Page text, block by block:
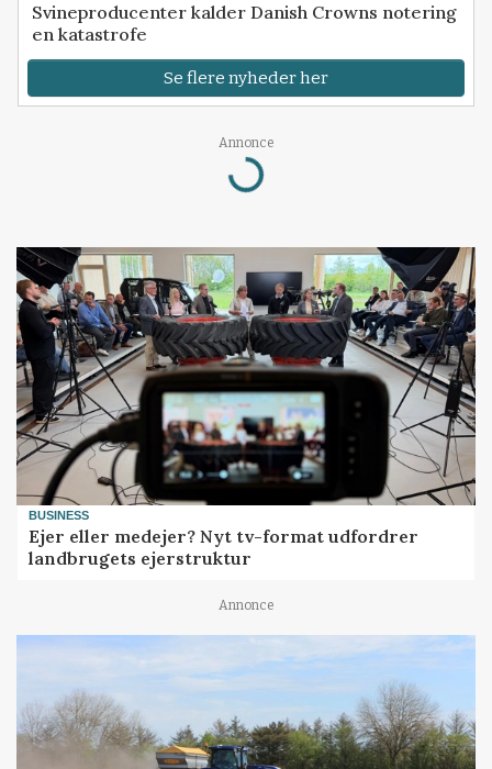
Svineproducenter kalder Danish Crowns notering
en katastrofe
Se flere nyheder her
Annonce
Loading...
BUSINESS
Ejer eller medejer? Nyt tv-format udfordrer
landbrugets ejerstruktur
Annonce